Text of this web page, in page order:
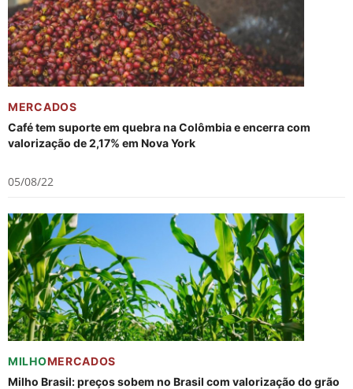
MERCADOS
Café tem suporte em quebra na Colômbia e encerra com
valorização de 2,17% em Nova York
05/08/22
MILHOMERCADOS
Milho Brasil: preços sobem no Brasil com valorização do grão